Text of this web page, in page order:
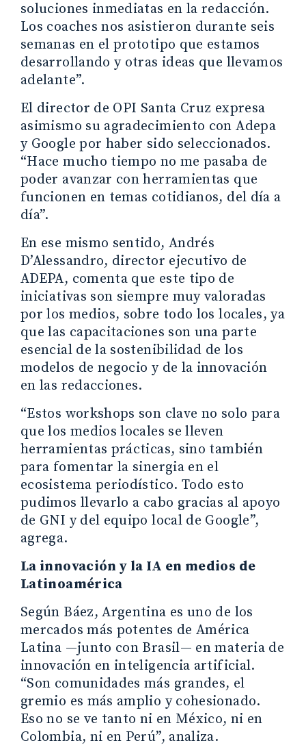
soluciones inmediatas en la redacción.
Los coaches nos asistieron durante seis
semanas en el prototipo que estamos
desarrollando y otras ideas que llevamos
adelante”.
El director de OPI Santa Cruz expresa
asimismo su agradecimiento con Adepa
y Google por haber sido seleccionados.
“Hace mucho tiempo no me pasaba de
poder avanzar con herramientas que
funcionen en temas cotidianos, del día a
día”.
En ese mismo sentido, Andrés
D’Alessandro, director ejecutivo de
ADEPA, comenta que este tipo de
iniciativas son siempre muy valoradas
por los medios, sobre todo los locales, ya
que las capacitaciones son una parte
esencial de la sostenibilidad de los
modelos de negocio y de la innovación
en las redacciones.
“Estos workshops son clave no solo para
que los medios locales se lleven
herramientas prácticas, sino también
para fomentar la sinergia en el
ecosistema periodístico. Todo esto
pudimos llevarlo a cabo gracias al apoyo
de GNI y del equipo local de Google”,
agrega.
La innovación y la IA en medios de
Latinoamérica
Según Báez, Argentina es uno de los
mercados más potentes de América
Latina —junto con Brasil— en materia de
innovación en inteligencia artificial.
“Son comunidades más grandes, el
gremio es más amplio y cohesionado.
Eso no se ve tanto ni en México, ni en
Colombia, ni en Perú”, analiza.